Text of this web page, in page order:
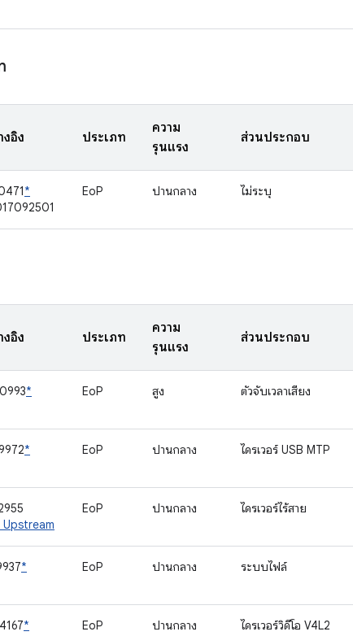
งอิง ประเภท
ความ
รุนแรง
ส่วนประกอบ
*
EoP ปานกลาง ไม่ระบุ
งอิง ประเภท
ความ
รุนแรง
ส่วนประกอบ
* EoP สูง ตัวจับเวลาเสียง
* EoP ปานกลาง ไดรเวอร์ USB MTP
Upstream
EoP ปานกลาง ไดรเวอร์ไร้สาย
* EoP ปานกลาง ระบบไฟล์
* EoP ปานกลาง ไดรเวอร์วิดีโอ V4L2